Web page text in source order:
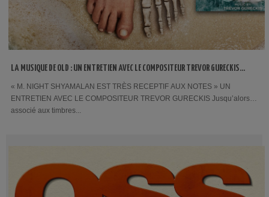
LA MUSIQUE DE OLD : UN ENTRETIEN AVEC LE COMPOSITEUR TREVOR GURECKIS
PAR DAVID-EMMANUEL THOMAS
« M. NIGHT SHYAMALAN EST TRÈS RECEPTIF AUX NOTES » UN
ENTRETIEN AVEC LE COMPOSITEUR TREVOR GURECKIS Jusqu’alors
associé aux timbres...